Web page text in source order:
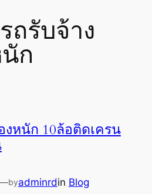
ถรับจ้าง
ก
งหนัก 10ล้อติดเครน
byadminrdin Blog